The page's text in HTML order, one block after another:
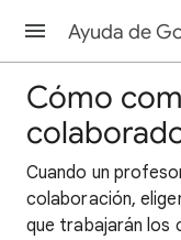
Cómo
Cuando un
colaboración,
que trabajarán los